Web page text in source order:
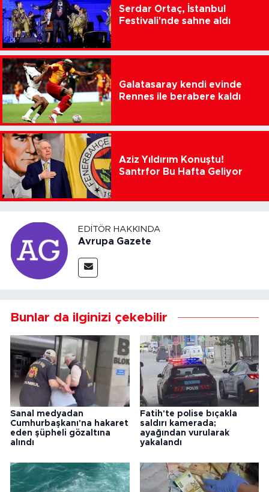
Serdar Ortaç, İstanbul
Festivali'nde sahne aldı
Galatasaray kendi evinde
Rennes ile berabere kaldı
Aziz Yıldırım Konuştu!
Santrfor Bu Hafta Geliyor
EDITÖR HAKKINDA
Avrupa Gazete
Bunlar da ilginizi çekebilir
Sanal medyadan
Cumhurbaşkanı'na hakaret
eden şüpheli gözaltına
alındı
Fatih'te polise bıçakla
saldırı kamerada;
ayağından vurularak
yakalandı